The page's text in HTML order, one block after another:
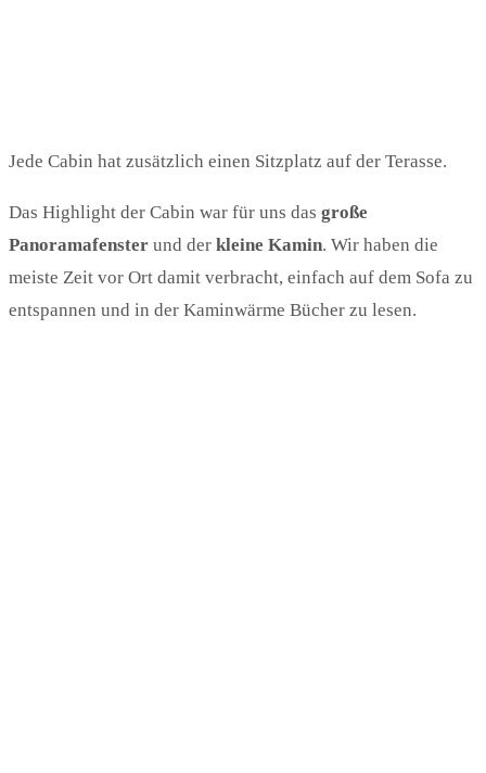
Jede Cabin hat zusätzlich einen Sitzplatz auf der Terasse.
Das Highlight der Cabin war für uns das große
Panoramafenster und der kleine Kamin. Wir haben die
meiste Zeit vor Ort damit verbracht, einfach auf dem Sofa zu
entspannen und in der Kaminwärme Bücher zu lesen.